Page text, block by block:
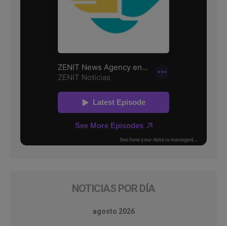
NOTICIAS POR DÍA
agosto 2026